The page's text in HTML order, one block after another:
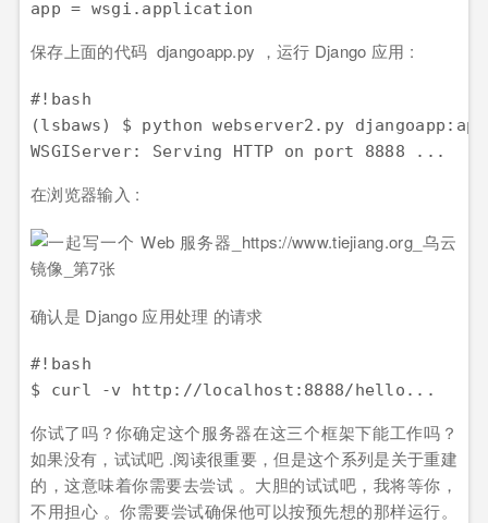
保存上面的代码 djangoapp.py ，运行 Django 应用 :
#!bash
(lsbaws) $ python webserver2.py djangoapp:app
在浏览器输入 :
确认是 Django 应用处理 的请求
#!bash
你试了吗？你确定这个服务器在这三个框架下能工作吗？
如果没有，试试吧 .阅读很重要，但是这个系列是关于重建
的，这意味着你需要去尝试 。大胆的试试吧，我将等你，
不用担心 。你需要尝试确保他可以按预先想的那样运行。